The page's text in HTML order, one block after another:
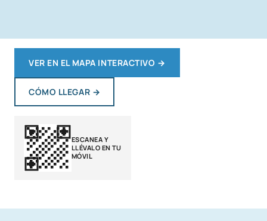
VER EN EL MAPA INTERACTIVO →
CÓMO LLEGAR →
ESCANEA Y
LLÉVALO EN TU
MÓVIL